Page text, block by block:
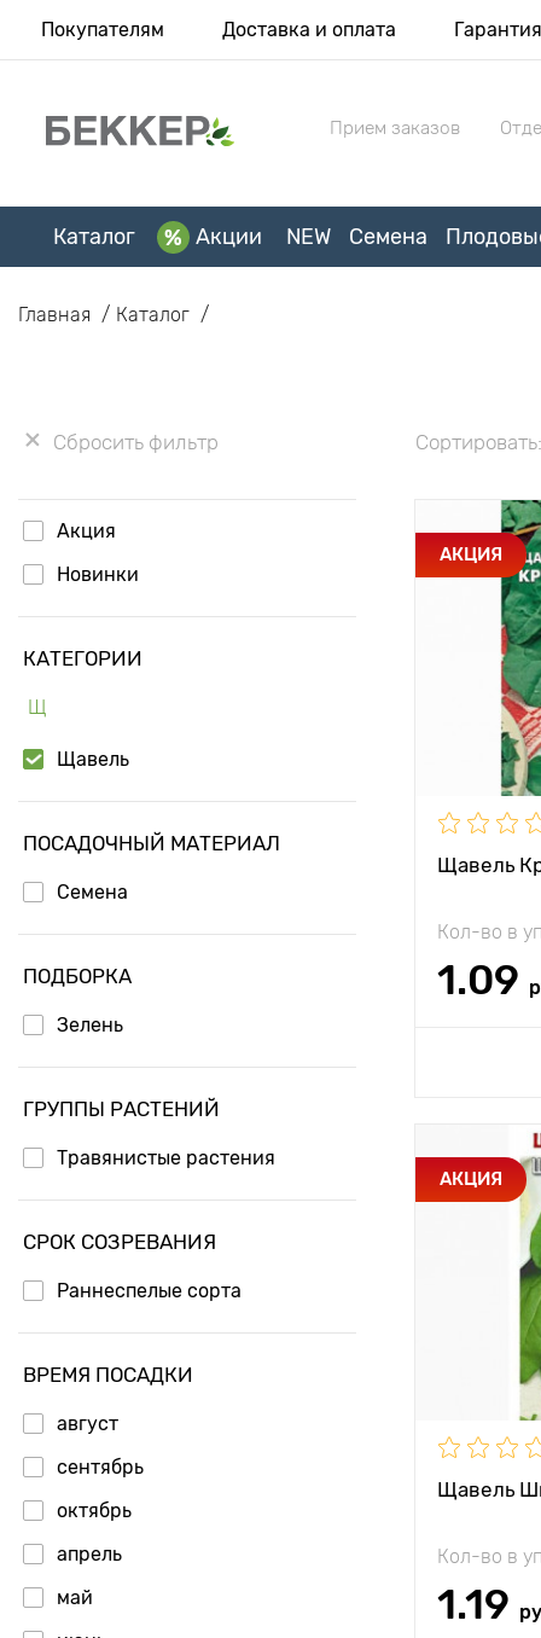
Покупателям Доставка и оплата Гарантия
Прием заказов
Каталог Акции NEW Семена
Главная Каталог
Сбросить фильтр
Акция
Новинки
КАТЕГОРИИ
Щ
Щавель
ПОСАДОЧНЫЙ МАТЕРИАЛ
Семена
ПОДБОРКА
Зелень
ГРУППЫ РАСТЕНИЙ
Травянистые растения
СРОК СОЗРЕВАНИЯ
Раннеспелые сорта
ВРЕМЯ ПОСАДКИ
август
сентябрь
октябрь
апрель
май
Сортировать:
АКЦИЯ
Щавель
Кол-во в
1.09
Высота
Растояние
растениями
Период
АКЦИЯ
Щавель
Кол-во в
1.19
Высота
Растояние
растениями
Период